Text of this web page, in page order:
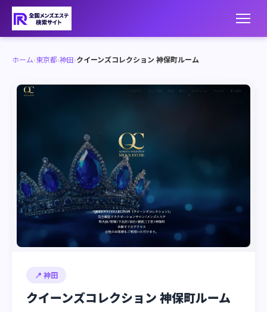
ホーム›東京都›神田›クイーンズコレクション 神保町ルーム
📍 神田
クイーンズコレクション 神保町ルーム